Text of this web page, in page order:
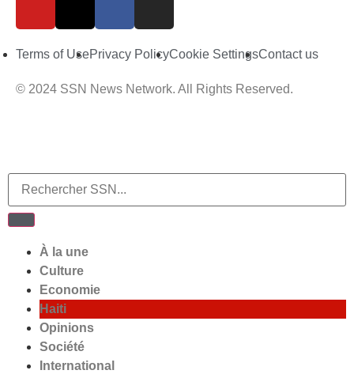
Terms of UsePrivacy PolicyCookie SettingsContact us
© 2024 SSN News Network. All Rights Reserved.
À la une
Culture
Economie
Haiti
Opinions
Société
International